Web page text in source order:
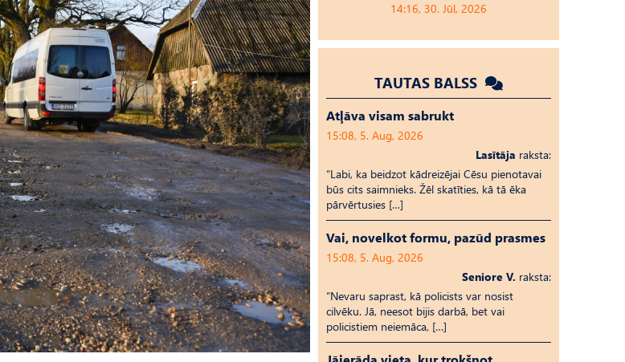
14:16, 30. Jūl, 2026
TAUTAS BALSS
Atļāva visam sabrukt
15:08, 5. Aug, 2026
Lasītāja raksta:
“Labi, ka beidzot kādreizējai Cēsu pienotavai
būs cits saimnieks. Žēl skatīties, kā tā ēka
pārvērtusies […]
Vai, novelkot formu, pazūd prasmes
15:08, 5. Aug, 2026
Seniore V. raksta:
“Nevaru saprast, kā policists var nosist
cilvēku. Jā, neesot bijis darbā, bet vai
policistiem neiemāca, […]